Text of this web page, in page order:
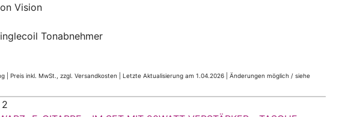
Vision
Tonabnehmer
| Preis inkl. MwSt., zzgl. Versandkosten | Letzte Aktualisierung am 1.04.2026 | Änderungen möglich / siehe